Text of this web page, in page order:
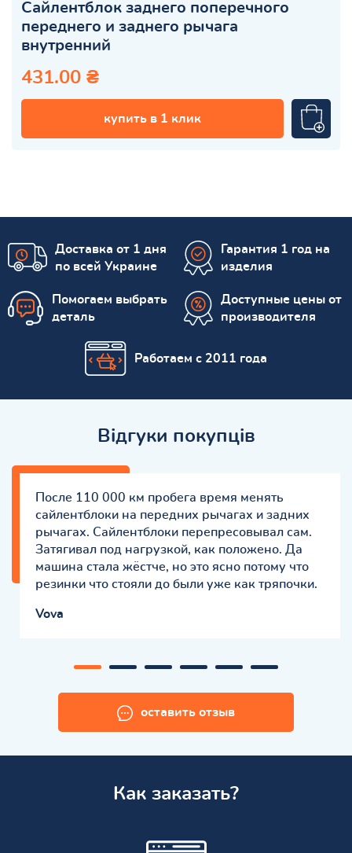
Сайлентблок заднего поперечного
переднего и заднего рычага
внутренний
431.00 ₴
купить в 1 клик
Доставка от 1 дня
по всей Украине
Гарантия 1 год на
изделия
Помогаем выбрать
деталь
Доступные цены от
производителя
Работаем с 2011 года
Відгуки покупців
После 110 000 км пробега время менять
сайлентблоки на передних рычагах и задних
рычагах. Сайлентблоки перепресовывал сам.
Затягивал под нагрузкой, как положено. Да
машина стала жёстче, но это ясно потому что
резинки что стояли до были уже как тряпочки.
Vova
оставить отзыв
Как заказать?